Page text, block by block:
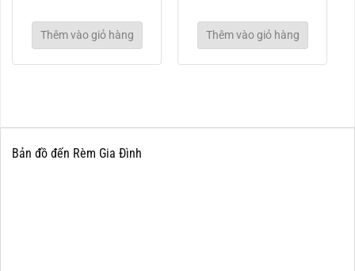
Thêm vào giỏ hàng Thêm vào giỏ hàng
Bản đồ đến Rèm Gia Đình